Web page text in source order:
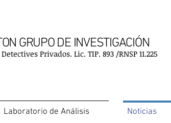
GRUPO DE INVESTIGACIÓN
Privados. Lic. TIP. 893 /RNSP 11.225
Laboratorio de Análisis Noticias